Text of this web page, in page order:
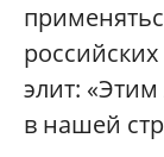
элит:
в нашей